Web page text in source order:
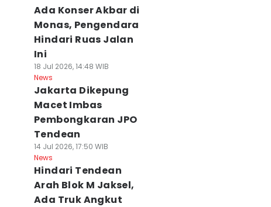
Ada Konser Akbar di
Monas, Pengendara
Hindari Ruas Jalan
Ini
18 Jul 2026, 14:48 WIB
News
Jakarta Dikepung
Macet Imbas
Pembongkaran JPO
Tendean
14 Jul 2026, 17:50 WIB
News
Hindari Tendean
Arah Blok M Jaksel,
Ada Truk Angkut